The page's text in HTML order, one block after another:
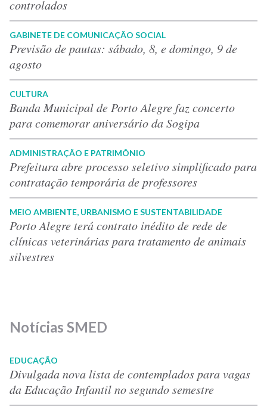
controlados
GABINETE DE COMUNICAÇÃO SOCIAL
Previsão de pautas: sábado, 8, e domingo, 9 de
agosto
CULTURA
Banda Municipal de Porto Alegre faz concerto
para comemorar aniversário da Sogipa
ADMINISTRAÇÃO E PATRIMÔNIO
Prefeitura abre processo seletivo simplificado para
contratação temporária de professores
MEIO AMBIENTE, URBANISMO E SUSTENTABILIDADE
Porto Alegre terá contrato inédito de rede de
clínicas veterinárias para tratamento de animais
silvestres
Notícias SMED
EDUCAÇÃO
Divulgada nova lista de contemplados para vagas
da Educação Infantil no segundo semestre